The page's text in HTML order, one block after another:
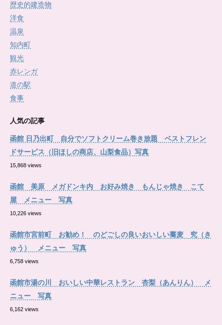
歴史的建造物
洋食
温泉
知内町
観光
赤レンガ
道の駅
食事
人気の記事
函館 日乃出町 自分でソフトクリーム巻き放題 ベストフレン
ドサービス（旧ほしの商店、山梨食品）写真
15,868 views
函館 美原 メガドンキ内 お好み焼き もんじゃ焼き こて
屋 メニュー 写真
10,226 views
函館市宮前町 お勧め！ のどごしの良いおいしい蕎麦 究（き
ゅう） メニュー 写真
6,758 views
函館市湯の川 おいしい中華レストラン 杏梨（あんりん） メ
ニュー 写真
6,162 views